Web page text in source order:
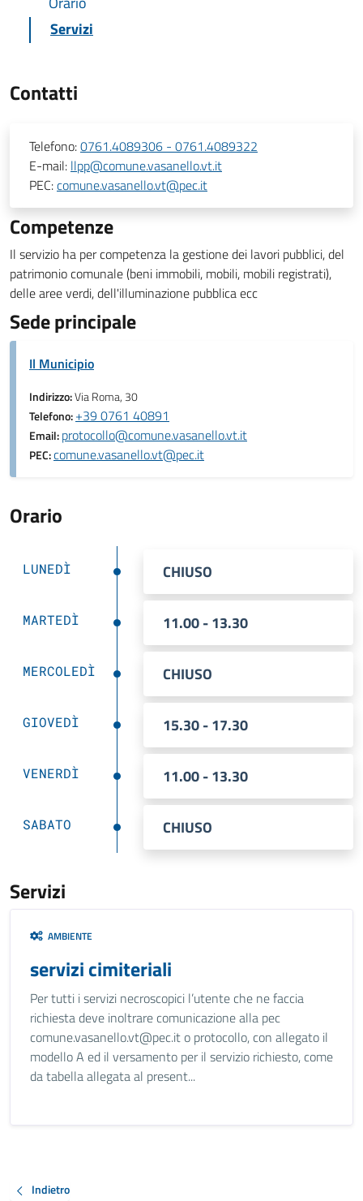
Servizi
Contatti
Telefono:0761.4089306 - 0761.4089322
E-mail: llpp@comune.vasanello.vt.it
PEC:comune.vasanello.vt@pec.it
Competenze
Il servizio ha per competenza la gestione dei lavori pubblici, del
patrimonio comunale (beni immobili, mobili, mobili registrati),
delle aree verdi, dell'illuminazione pubblica ecc
Sede principale
Il Municipio
Indirizzo:Via Roma, 30
Telefono:+39 0761 40891
Email:protocollo@comune.vasanello.vt.it
PEC:comune.vasanello.vt@pec.it
Orario
LUNEDÌ CHIUSO
MARTEDÌ 11.00 - 13.30
MERCOLEDÌ CHIUSO
GIOVEDÌ 15.30 - 17.30
VENERDÌ 11.00 - 13.30
SABATO CHIUSO
Servizi
AMBIENTE
servizi cimiteriali
Per tutti i servizi necroscopici l’utente che ne faccia
richiesta deve inoltrare comunicazione alla pec
comune.vasanello.vt@pec.it o protocollo, con allegato il
modello A ed il versamento per il servizio richiesto, come
da tabella allegata al present...
Indietro